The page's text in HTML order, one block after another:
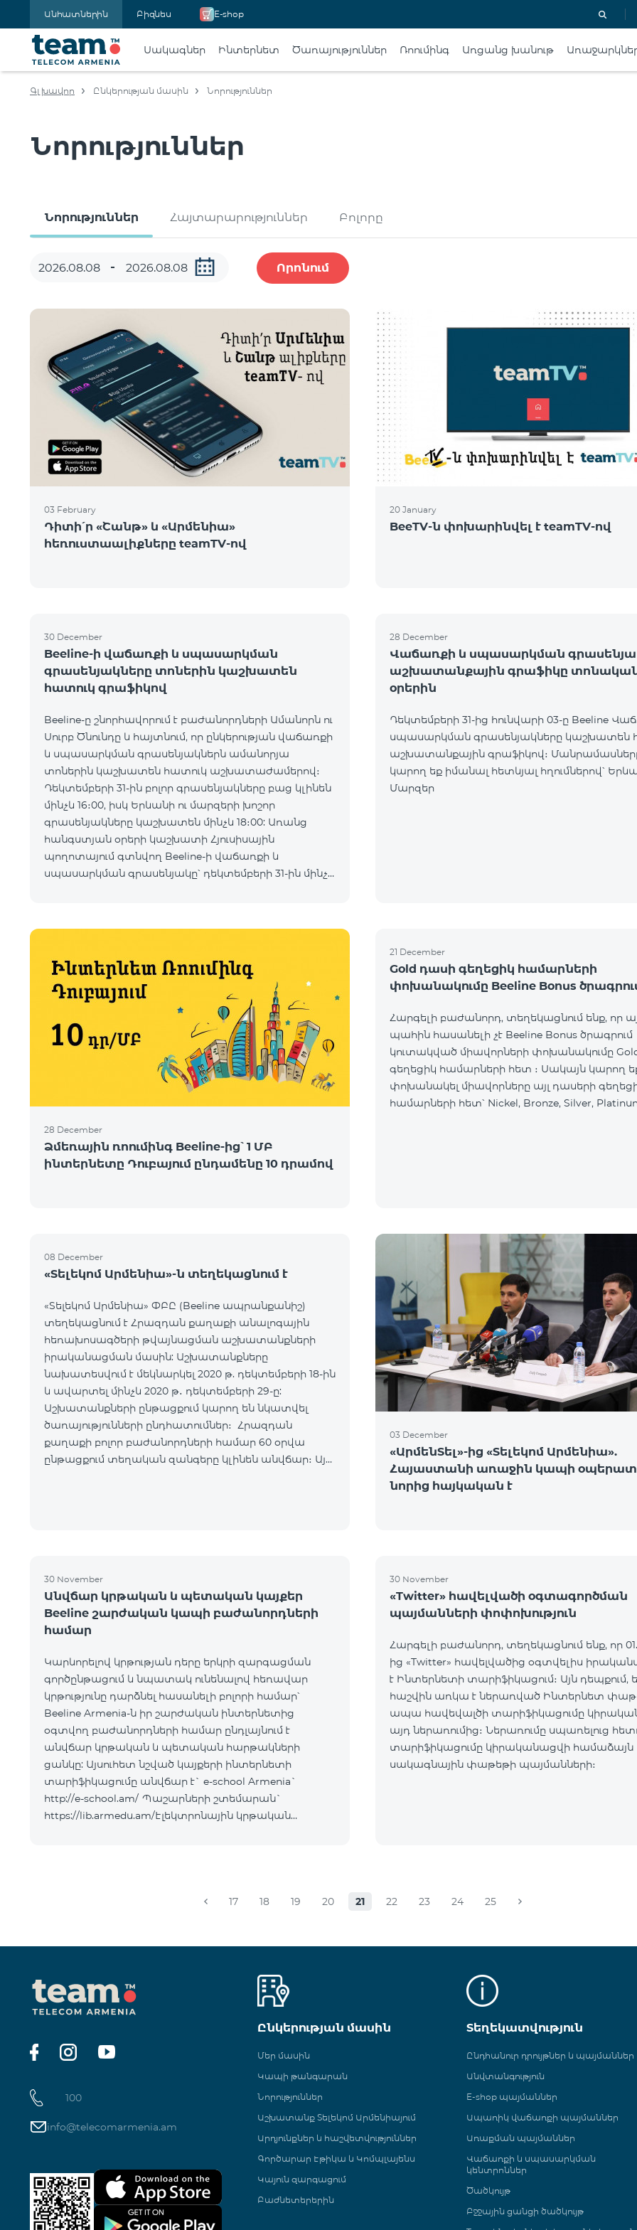
Անհատներին Բիզնես E-shop
Սակագներ Ինտերնետ Ծառայություններ Ռոումինգ Առցանց խանութ
Գլխավոր Ընկերության մասին Նորություններ
Նորություններ
Նորություններ Հայտարարություններ Բոլորը
Որոնում
03 February
Դիտի՛ր «Շանթ» և «Արմենիա»
հեռուստաալիքները teamTV-ով
20 January
BeeTV-ն փոխարինվել է teamTV-ով
30 December
Beeline-ի վաճառքի և սպասարկման
գրասենյակները տոներին կաշխատեն
հատուկ գրաֆիկով
Beeline-ը շնորհավորում է բաժանորդների Ամանորն ու
Սուրբ Ծնունդը և հայտնում, որ ընկերության վաճառքի
և սպասարկման գրասենյակներն ամանորյա
տոներին կաշխատեն հատուկ աշխատաժամերով։
Դեկտեմբերի 31-ին բոլոր գրասենյակները բաց կլինեն
մինչև 16։00, իսկ Երևանի ու մարզերի խոշոր
գրասենյակները կաշխատեն մինչև 18։00: Առանց
հանգստյան օրերի կաշխատի Հյուսիսային
պողոտայում գտնվող Beeline-ի վաճառքի և
սպասարկման գրասենյակը՝ դեկտեմբերի 31-ին մինչև
28 December
Վաճառքի և սպասարկման
աշխատանքային գրաֆիկը
օրերին
Դեկտեմբերի 31-ից hունվարի 03-ը Beeline
սպասարկման գրասենյակները կաշխատեն
աշխատանքային գրաֆիկով։
կարող եք իմանալ հետևյալ հղումներով՝ Երևան
Մարզեր
28 December
Ձմեռային ռոումինգ Beeline-ից՝ 1 ՄԲ
ինտերնետը Դուբայում ընդամենը 10 դրամով
21 December
Gold դասի գեղեցիկ համարների
փոխանակումը Beeline Bonus
Հարգելի բաժանորդ, տեղեկացնում ենք, որ
պահին հասանելի չէ Beeline Bonus ծրագրում
կուտակված միավորների փոխանակումը
գեղեցիկ համարների հետ ։ Սակայն կարող
փոխանակել միավորները այլ դասերի
համարների հետ՝ Nickel, Bronze, Silver,
08 December
«Տելեկոմ Արմենիա»-ն տեղեկացնում է
«Տելեկոմ Արմենիա» ՓԲԸ (Beeline ապրանքանիշ)
տեղեկացնում է Հրազդան քաղաքի անալոգային
հեռախոսագծերի թվայնացման աշխատանքների
իրականացման մասին: Աշխատանքները
նախատեսվում է մեկնարկել 2020 թ. դեկտեմբերի 18-ին
և ավարտել մինչև 2020 թ․ դեկտեմբերի 29-ը:
Աշխատանքների ընթացքում կարող են նկատվել
ծառայությունների ընդհատումներ։ Հրազդան
քաղաքի բոլոր բաժանորդների համար 60 օրվա
ընթացքում տեղական զանգերը կլինեն անվճար։ Այդ
03 December
«ԱրմենՏել»-ից «Տելեկոմ Արմենիա».
Հայաստանի առաջին կապի
նորից հայկական է
30 November
Անվճար կրթական և պետական կայքեր
Beeline շարժական կապի բաժանորդների
համար
Կարևորելով կրթության դերը երկրի զարգացման
գործընթացում և նպատակ ունենալով հեռավար
կրթությունը դարձնել հասանելի բոլորի համար՝
Beeline Armenia-ն իր շարժական ինտերնետից
օգտվող բաժանորդների համար ընդլայնում է
անվճար կրթական և պետական հարթակների
ցանկը: Այսուհետ նշված կայքերի ինտերնետի
տարիֆիկացումը անվճար է` e-school Armenia`
http://e-school.am/ Պաշարների շտեմարան`
https://lib.armedu.am/Էլեկտրոնային կրթական
30 November
«Twitter» հավելվածի օգտագործման
պայմանների փոփոխություն
Հարգելի բաժանորդ, տեղեկացնում ենք, որ
ից «Twitter» հավելվածից օգտվելիս
է Ինտերնետի տարիֆիկացում։ Այն դեպքում, եթե ձեր
հաշվին առկա է ներառված Ինտերնետ
ապա հավեվալծի տարիֆիկացումը
այդ ներառումից։ Ներառումը սպառելուց
տարիֆիկացումը կիրականացվի համաձայն
սակագնային փաթեթի պայմանների։
17 18 19 20 21 22 23 24 25
100
info@telecomarmenia.am
Ընկերության մասին
Մեր մասին
Կապի թանգարան
Նորություններ
Աշխատանք Տելեկոմ Արմենիայում
Արդյունքներ և հաշվետվություններ
Գործարար Էթիկա և Կոմպլայենս
Կայուն զարգացում
Բաժնետերերին
Տեղեկատվություն
Ընդհանուր դրույթներ և պայմաններ
Անվտանգություն
E-shop պայմաններ
Ապառիկ վաճառքի պայմաններ
Առաքման պայմաններ
Վաճառքի և սպասարկման
կենտրոններ
Ծածկույթ
Բջջային ցանցի ծածկույթ